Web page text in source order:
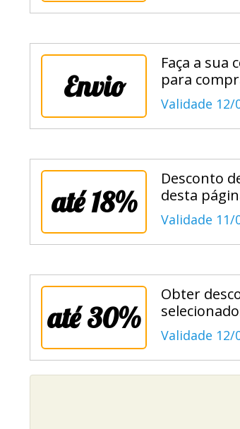
Envio
Faça a
para
Validade 12/
até 18%
Desconto
desta
Validade 11/
até 30%
Obter
Validade 12/